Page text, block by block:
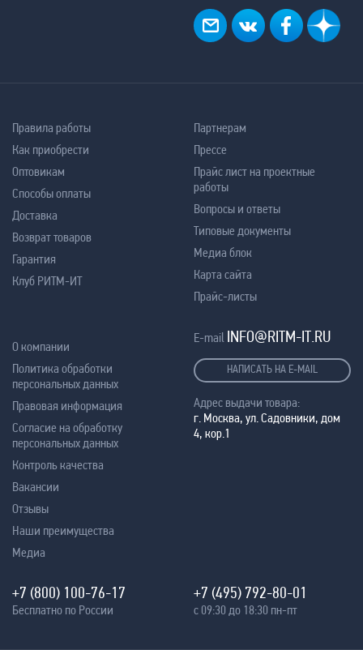
Правила работы
Как приобрести
Оптовикам
Способы оплаты
Доставка
Возврат товаров
Гарантия
Клуб РИТМ-ИТ
Партнерам
Прессе
Прайс лист на проектные
работы
Вопросы и ответы
Типовые документы
Медиа блок
Карта сайта
Прайс-листы
О компании
Политика обработки
персональных данных
Правовая информация
Согласие на обработку
персональных данных
Контроль качества
Вакансии
Отзывы
Наши преимущества
Медиа
E-mail INFO@RITM-IT.RU
НАПИСАТЬ НА E-MAIL
Адрес выдачи товара:
г. Москва, ул. Садовники, дом
4, кор.1
+7 (800) 100-76-17
Бесплатно по России
+7 (495) 792-80-01
с 09:30 до 18:30 пн-пт